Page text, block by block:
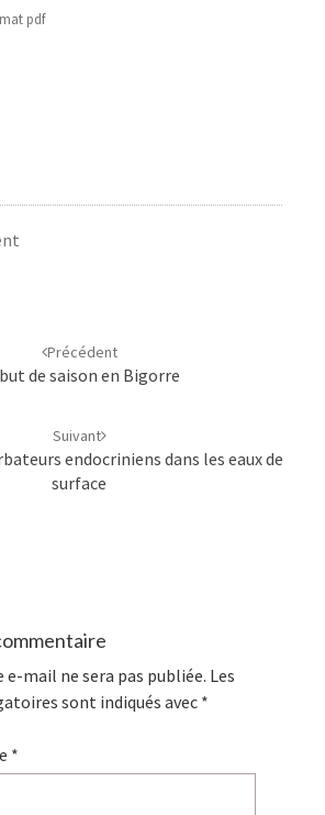
pdf
Précédent
de saison en Bigorre
Suivant
endocriniens dans les eaux de
surface
e-mail ne sera pas publiée. Les
sont indiqués avec *
*